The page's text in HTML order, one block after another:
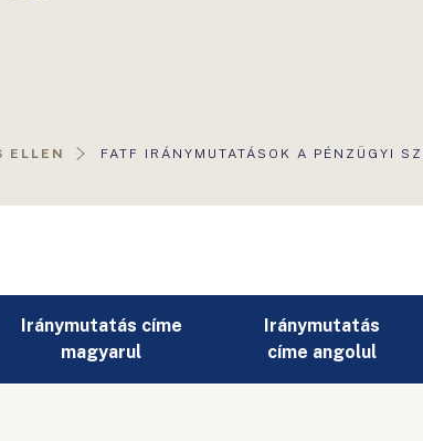
ELLEN
AKTUÁLIS
FATF IRÁNYMUTATÁSOK A PÉNZÜGYI
Iránymutatás címe
magyarul
Iránymutatás
címe angolul